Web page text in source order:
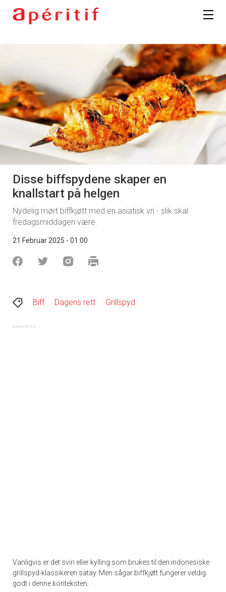
Disse biffspydene skaper en
knallstart på helgen
Nydelig mørt biffkjøtt med en asiatisk vri - slik skal
fredagsmiddagen være.
21 Februar 2025 - 01:00
Biff Dagens rett Grillspyd
Vanligvis er det svin eller kylling som brukes til den indonesiske
grillspyd-klassikeren satay. Men sågar biffkjøtt fungerer veldig
godt i denne konteksten.